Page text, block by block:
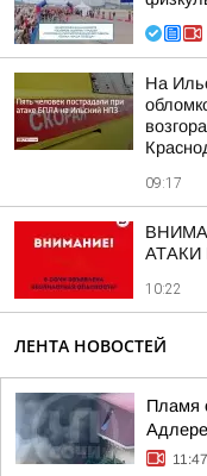
На
09:17
АТАКИ
10:22
ЛЕНТА НОВОСТЕЙ
Пламя
Адлере
11:47